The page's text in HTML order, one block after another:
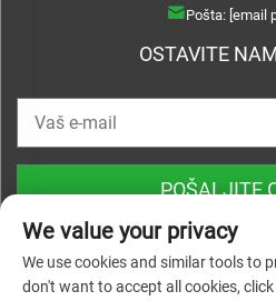
Pošta: [email
OSTAVITE
POŠALJITE
We value your privacy
We use cookies and similar tools to
don't want to accept all cookies,